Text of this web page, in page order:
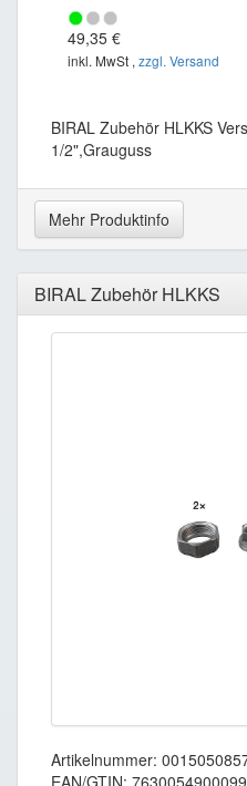
49,35 €
inkl. MwSt , zzgl. Versand
BIRAL Zubehör HLKKS
1/2",Grauguss
Mehr Produktinfo
BIRAL Zubehör HLKKS
Artikelnummer:
EAN/GTIN: 7630054900099